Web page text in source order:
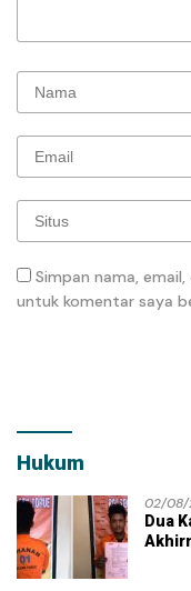
Simpan nama,
untuk komentar saya
Hukum
02/08/
Dua